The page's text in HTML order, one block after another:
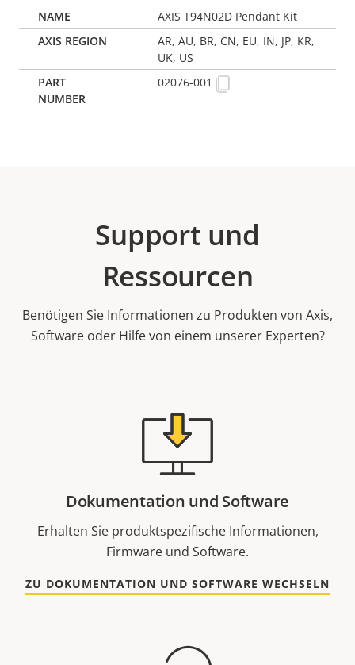
AXIS T94N02D Pendant Kit
AR, AU, BR, CN, EU, IN, JP, KR,
UK, US
02076-001
Support und
Ressourcen
Benötigen Sie Informationen zu Produkten von Axis,
Software oder Hilfe von einem unserer Experten?
Dokumentation und Software
Erhalten Sie produktspezifische Informationen,
Firmware und Software.
ZU DOKUMENTATION UND SOFTWARE WECHSELN